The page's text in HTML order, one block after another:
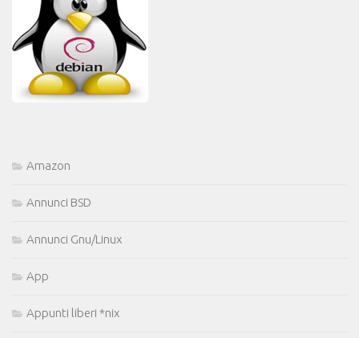
Amazon
Annunci BSD
Annunci Gnu/Linux
App
Appunti liberi *nix